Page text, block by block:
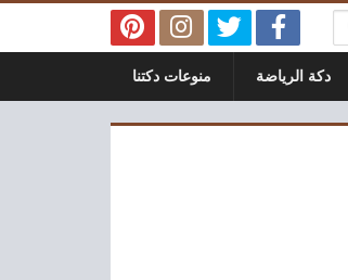
دكة الرياضة منوعات دكتنا